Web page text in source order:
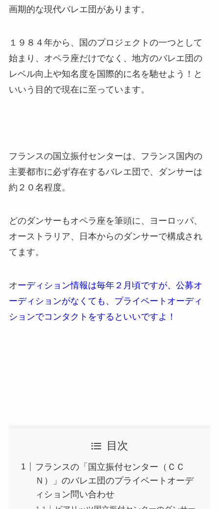
画期的な現代バレエ団があります。
１９８４年から、国のプロジェクトの一つとして
始まり、オペラ座だけでなく、地方のバレエ団の
レベル向上や知名度を国際的に名を馳せよう！と
いいう目的で現在に至っています。
フランスの国立振付センターは、フランス国内の
主要都市に必ず存在するバレエ団で、ダンサーは
約２０名程度。
どのダンサーもオペラ座を筆頭に、ヨーロッパ、
オーストラリア、日本からのダンサーで構成され
てます。
オーディション情報は毎年２月頃ですが、公募オ
ーディションがなくても、プライベートオーディ
ションでコンタクトをするといいですよ！
目次
フランスの「国立振付センター（ＣＣ
Ｎ）」のバレエ団のプライベートオーデ
ィション問い合わせ